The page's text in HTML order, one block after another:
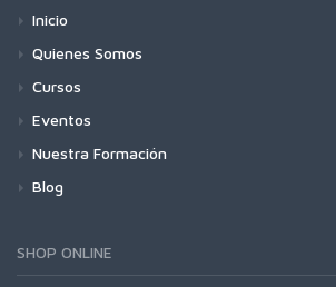
Inicio
Quienes Somos
Cursos
Eventos
Nuestra Formación
Blog
SHOP ONLINE